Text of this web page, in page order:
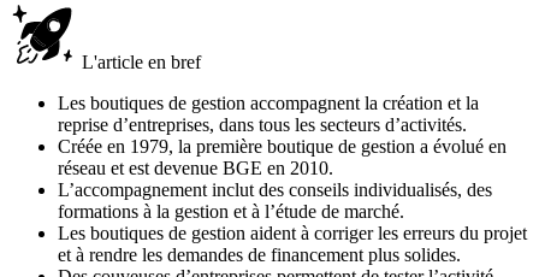
L'article en bref
Les boutiques de gestion accompagnent la création et la
reprise d’entreprises, dans tous les secteurs d’activités.
Créée en 1979, la première boutique de gestion a évolué en
réseau et est devenue BGE en 2010.
L’accompagnement inclut des conseils individualisés, des
formations à la gestion et à l’étude de marché.
Les boutiques de gestion aident à corriger les erreurs du projet
et à rendre les demandes de financement plus solides.